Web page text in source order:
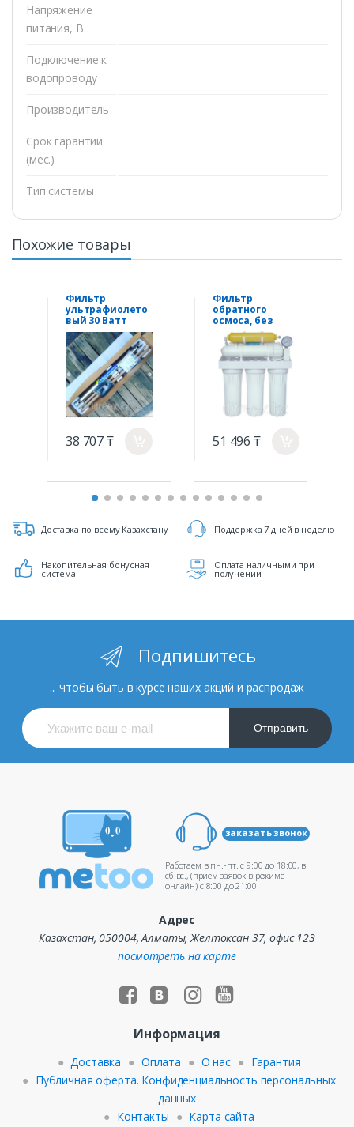
Напряжение
питания, В
Подключение к
водопроводу
Производитель
Срок гарантии
(мес.)
Тип системы
Похожие товары
Фильтр
ультрафиолето
вый 30 Ватт
38 707 ₸
Фильтр
обратного
осмоса, без
насоса
настенная, для
очистки
питьевой воды
RO50-NP36
51 496 ₸
Доставка по всему Казахстану Поддержка 7 дней в неделю
Накопительная бонусная
система
Оплата наличными при
получении
Подпишитесь
... чтобы быть в курсе наших акций и распродаж
Отправить
заказать звонок
Работаем в пн.-пт. c 9:00 до 18:00, в
сб-вс., (прием заявок в режиме
онлайн) c 8:00 до 21:00
Адрес
Казахстан, 050004, Алматы, Желтоксан 37, офис 123
посмотреть на карте
Информация
Доставка Оплата О нас
Гарантия
Публичная оферта. Конфиденциальность персональных
данных
Контакты
Карта сайта